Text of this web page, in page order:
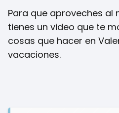
Para que aproveches al
tienes un video que te
cosas que hacer en
vacaciones.